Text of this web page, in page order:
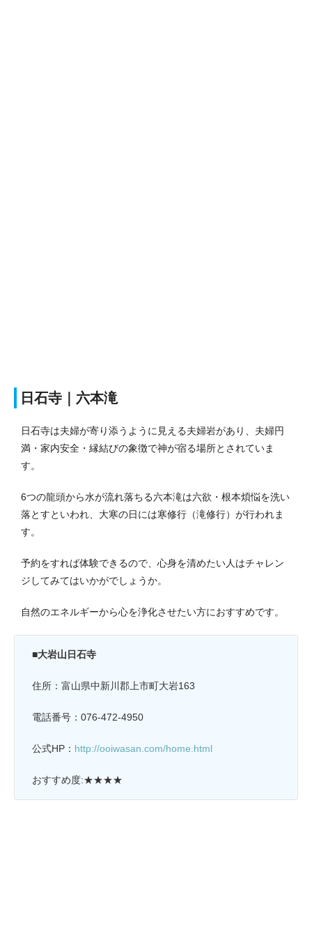
日石寺｜六本滝
日石寺は夫婦が寄り添うように見える夫婦岩があり、夫婦円
満・家内安全・縁結びの象徴で神が宿る場所とされていま
す。
6つの龍頭から水が流れ落ちる六本滝は六欲・根本煩悩を洗い
落とすといわれ、大寒の日には寒修行（滝修行）が行われま
す。
予約をすれば体験できるので、心身を清めたい人はチャレン
ジしてみてはいかがでしょうか。
自然のエネルギーから心を浄化させたい方におすすめです。
■大岩山日石寺
住所：富山県中新川郡上市町大岩163
電話番号：076-472-4950
公式HP： http://ooiwasan.com/home.html
おすすめ度:★★★★